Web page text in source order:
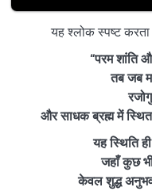
यह श्लोक स्पष्ट
“परम शांति
तब जब
और साधक ब्रह्म में
यह स्थिति
जहाँ कुछ
केवल शुद्ध